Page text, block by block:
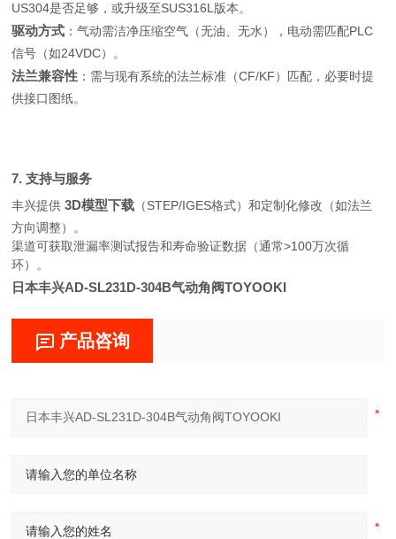
US304是否足够，或升级至SUS316L版本。
驱动方式 ：气动需洁净压缩空气（无油、无水），电动需匹配PLC
信号（如24VDC）。
法兰兼容性 ：需与现有系统的法兰标准（CF/KF）匹配，必要时提
供接口图纸。
7. 支持与服务
丰兴提供3D模型下载 （STEP/IGES格式）和定制化修改（如法兰
方向调整）。
渠道可获取泄漏率测试报告和寿命验证数据（通常>100万次循
环）。
日本丰兴AD-SL231D-304B气动角阀TOYOOKI
产品咨询